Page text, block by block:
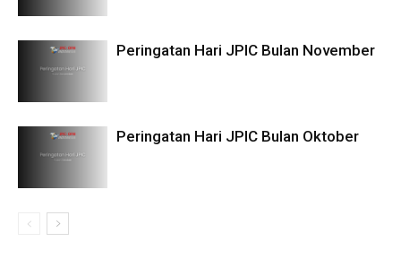
Peringatan Hari JPIC Bulan November
Peringatan Hari JPIC Bulan Oktober